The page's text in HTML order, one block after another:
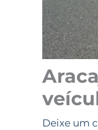
Deixe um